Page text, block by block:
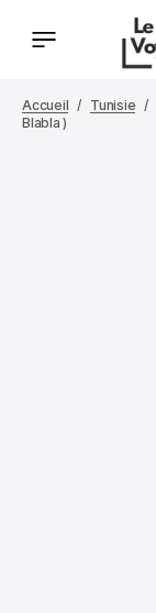
Accueil Tunisie
Blabla )